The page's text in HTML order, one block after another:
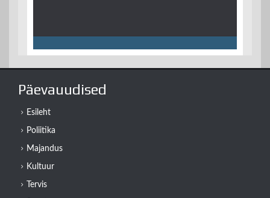
Päevauudised
Esileht
Poliitika
Majandus
Kultuur
Tervis